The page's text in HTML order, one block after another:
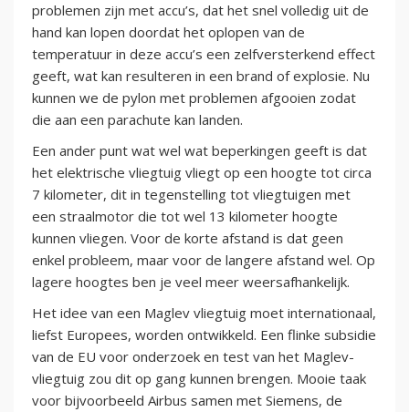
problemen zijn met accu’s, dat het snel volledig uit de
hand kan lopen doordat het oplopen van de
temperatuur in deze accu’s een zelfversterkend effect
geeft, wat kan resulteren in een brand of explosie. Nu
kunnen we de pylon met problemen afgooien zodat
die aan een parachute kan landen.
Een ander punt wat wel wat beperkingen geeft is dat
het elektrische vliegtuig vliegt op een hoogte tot circa
7 kilometer, dit in tegenstelling tot vliegtuigen met
een straalmotor die tot wel 13 kilometer hoogte
kunnen vliegen. Voor de korte afstand is dat geen
enkel probleem, maar voor de langere afstand wel. Op
lagere hoogtes ben je veel meer weersafhankelijk.
Het idee van een Maglev vliegtuig moet internationaal,
liefst Europees, worden ontwikkeld. Een flinke subsidie
van de EU voor onderzoek en test van het Maglev-
vliegtuig zou dit op gang kunnen brengen. Mooie taak
voor bijvoorbeeld Airbus samen met Siemens, de